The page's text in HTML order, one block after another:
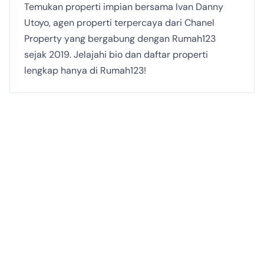
Temukan properti impian bersama Ivan Danny
Utoyo, agen properti terpercaya dari Chanel
Property yang bergabung dengan Rumah123
sejak 2019. Jelajahi bio dan daftar properti
lengkap hanya di Rumah123!